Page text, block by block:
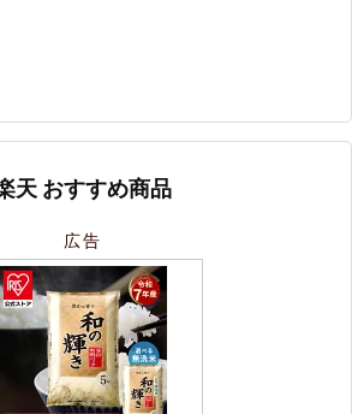
天 おすすめ商品
広告